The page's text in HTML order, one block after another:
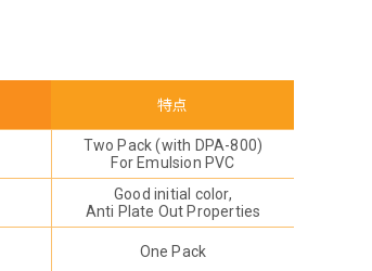
特点
Two Pack (with DPA-800)
For Emulsion PVC
Good initial color,
Anti Plate Out Properties
One Pack